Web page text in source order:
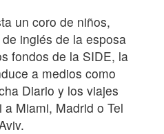
un coro de niños,
inglés de la esposa
fondos de la SIDE, la
a medios como
Diario y los viajes
Miami, Madrid o Tel